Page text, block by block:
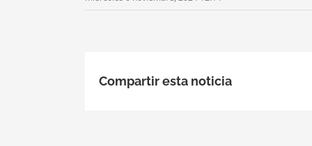
Compartir esta noticia